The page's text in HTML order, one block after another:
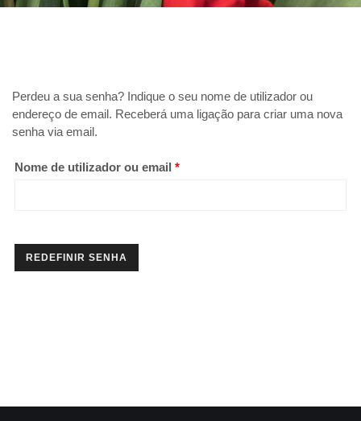
Perdeu a sua senha? Indique o seu nome de utilizador ou
endereço de email. Receberá uma ligação para criar uma nova
senha via email.
Nome de utilizador ou email *Obrigatório
REDEFINIR SENHA